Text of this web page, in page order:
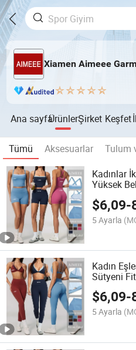
Xiamen Aimeee
Ana sayfaÜrünlerŞirket Keşfet
Tümü Aksesuarlar Tulum
Kadınlar
Yüksek
$6,09-
5 Ayarla
Kadın
Sütyeni
$6,09-
5 Ayarla